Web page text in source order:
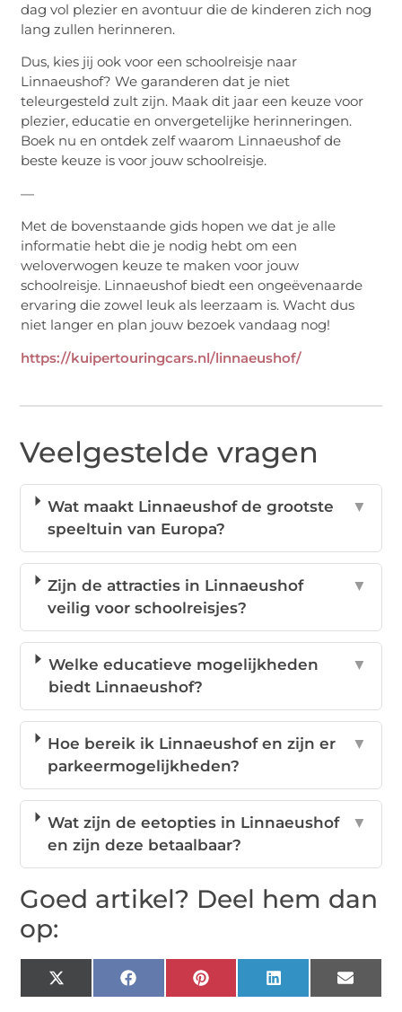
dag vol plezier en avontuur die de kinderen zich nog
lang zullen herinneren.
Dus, kies jij ook voor een schoolreisje naar
Linnaeushof? We garanderen dat je niet
teleurgesteld zult zijn. Maak dit jaar een keuze voor
plezier, educatie en onvergetelijke herinneringen.
Boek nu en ontdek zelf waarom Linnaeushof de
beste keuze is voor jouw schoolreisje.
—
Met de bovenstaande gids hopen we dat je alle
informatie hebt die je nodig hebt om een
weloverwogen keuze te maken voor jouw
schoolreisje. Linnaeushof biedt een ongeëvenaarde
ervaring die zowel leuk als leerzaam is. Wacht dus
niet langer en plan jouw bezoek vandaag nog!
https://kuipertouringcars.nl/linnaeushof/
Veelgestelde vragen
Wat maakt Linnaeushof de grootste
speeltuin van Europa?
▼
Zijn de attracties in Linnaeushof
veilig voor schoolreisjes?
▼
Welke educatieve mogelijkheden
biedt Linnaeushof?
▼
Hoe bereik ik Linnaeushof en zijn er
parkeermogelijkheden?
▼
Wat zijn de eetopties in Linnaeushof
en zijn deze betaalbaar?
▼
Goed artikel? Deel hem dan
op:
X
(Twitter)
FacebookPinterestLinkedIn Email